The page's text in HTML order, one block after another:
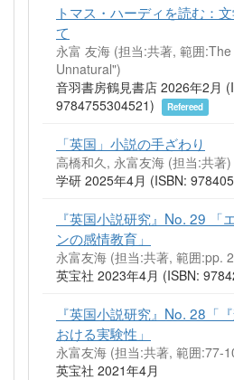
トマス・ハーディを読む：
て
永富 友海 (担当:共著, 範囲
Unnatural")
音羽書房鶴見書店 2026年2月
9784755304521)
Refereed
「英国」小説の手ざわり
高橋和久, 永富友海 (担当:共著)
学研 2025年4月 (ISBN:
『英国小説研究』No. 29 「
ンの感情教育」
永富友海 (担当:共著, 範囲:pp.
英宝社 2023年4月 (ISBN:
『英国小説研究』No. 28「
おける実験性」
永富友海 (担当:共著, 範囲:77-
英宝社 2021年4月